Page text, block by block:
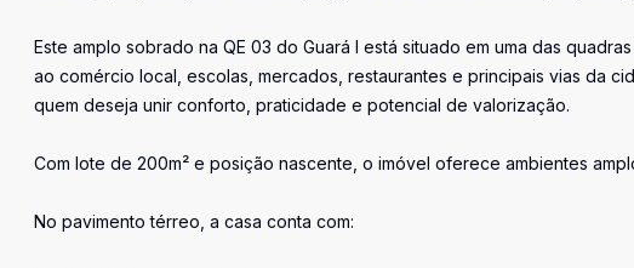
Este amplo sobrado na QE 03 do Guará I está situado em uma das
ao comércio local, escolas, mercados, restaurantes e principais vias da
quem deseja unir conforto, praticidade e potencial de valorização.
Com lote de 200m² e posição nascente, o imóvel oferece ambientes
No pavimento térreo, a casa conta com: